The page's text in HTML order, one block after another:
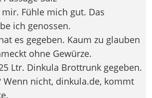
Fühle mich gut. Das
ich genossen.
es gegeben. Kaum zu glauben
ohne Gewürze.
Ltr. Dinkula Brottrunk gegeben.
Wenn nicht, dinkula.de, kommt